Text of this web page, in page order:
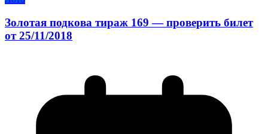
Золотая подкова тираж 169 — проверить билет
от 25/11/2018